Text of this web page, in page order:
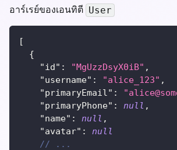
อาร์เรย์ของเอนทิตี User
[
{
"id" : "MgUzzDsyX0iB" ,
"username" : "alice_123" ,
"primaryEmail" : "
"primaryPhone" : null ,
"name" : null ,
"avatar" :
null
// ...